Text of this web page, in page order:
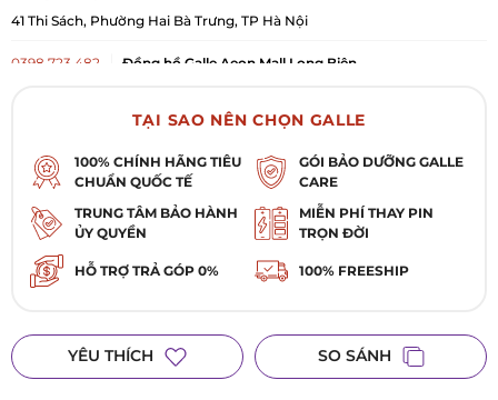
41 Thi Sách, Phường Hai Bà Trưng, TP Hà Nội
0398 723 482
Đồng hồ Galle Aeon Mall Long Biên
Đồng hồ Galle Go Thăng Long
Tầng 1, Go! Thăng Long, 222 Trần Duy Hưng, Phường Yên Hòa, TP Hà
0385 510 330
Đồng hồ Galle Vincom Times City
B1, Đ1/K4, TTTM Times City, Số 458 Minh Khai, Phường Vĩnh Tuy, TP Hà
0984 879 016
Đồng hồ Galle Vincom Bắc Ninh
0984 884 132
Đồng hồ Galle 335 Lê Duẩn, Thanh Khê, Đà Nẵng
335 Lê Duẩn , Phường Thanh Khê, TP Đà Nẵng
TẠI SAO NÊN CHỌN GALLE
100% CHÍNH HÃNG TIÊU
CHUẨN QUỐC TẾ
GÓI BẢO DƯỠNG GALLE
CARE
TRUNG TÂM BẢO HÀNH
ỦY QUYỀN
MIỄN PHÍ THAY PIN
TRỌN ĐỜI
HỖ TRỢ TRẢ GÓP 0% 100% FREESHIP
YÊU THÍCH SO SÁNH